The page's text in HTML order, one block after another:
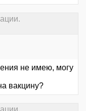
не имею, могу
вакцину?